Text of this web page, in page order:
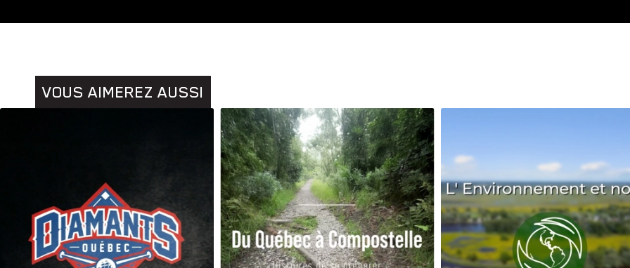
Histoires Pêche Santé Sport
VOUS AIMEREZ AUSSI